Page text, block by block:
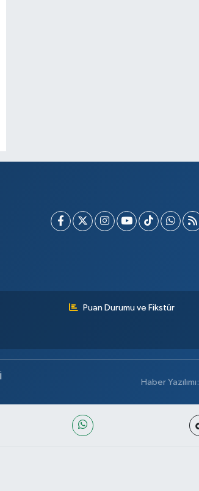
Puan Durumu ve Fikstür
Haber Yazılımı: